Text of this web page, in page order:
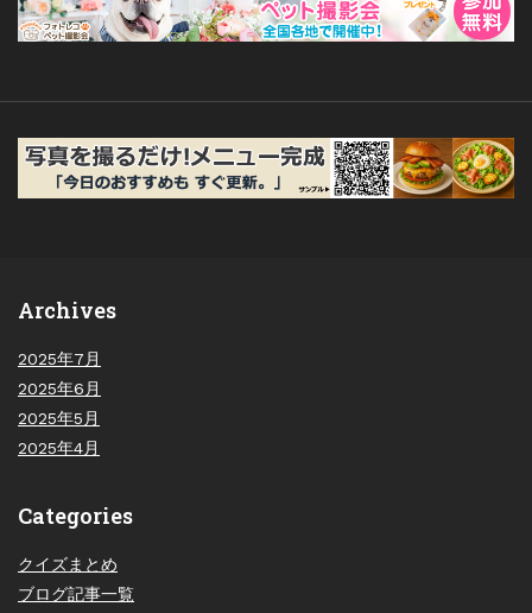
Archives
2025年7月
2025年6月
2025年5月
2025年4月
Categories
クイズまとめ
ブログ記事一覧